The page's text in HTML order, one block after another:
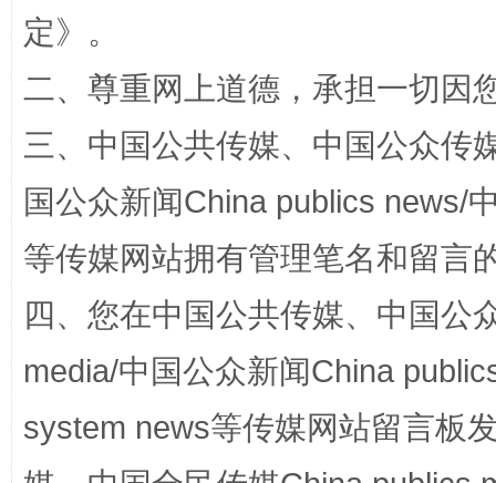
站台名比不上好声名
定》。
二、尊重网上道德，承担一切因
三、中国公共传媒、中国公众传
国公众新闻China publics news/
等传媒网站拥有管理笔名和留言
四、您在中国公共传媒、中国公
media/中国公众新闻China
system news等传媒网站留言板